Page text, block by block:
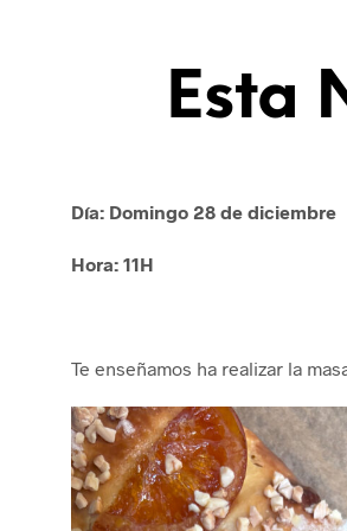
Esta
Día: Domingo 28 de diciembre
Hora: 11H
Te enseñamos ha realizar la